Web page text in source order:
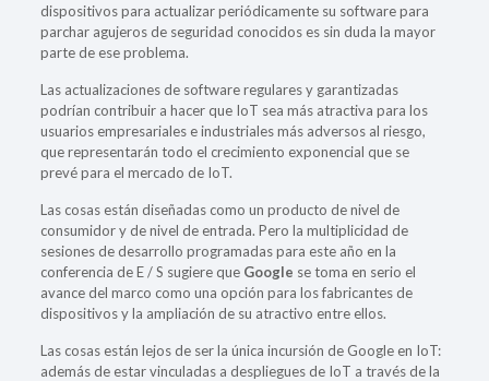
dispositivos para actualizar periódicamente su software para
parchar agujeros de seguridad conocidos es sin duda la mayor
parte de ese problema.
Las actualizaciones de software regulares y garantizadas
podrían contribuir a hacer que IoT sea más atractiva para los
usuarios empresariales e industriales más adversos al riesgo,
que representarán todo el crecimiento exponencial que se
prevé para el mercado de IoT.
Las cosas están diseñadas como un producto de nivel de
consumidor y de nivel de entrada. Pero la multiplicidad de
sesiones de desarrollo programadas para este año en la
conferencia de E / S sugiere que Google se toma en serio el
avance del marco como una opción para los fabricantes de
dispositivos y la ampliación de su atractivo entre ellos.
Las cosas están lejos de ser la única incursión de Google en IoT:
además de estar vinculadas a despliegues de IoT a través de la